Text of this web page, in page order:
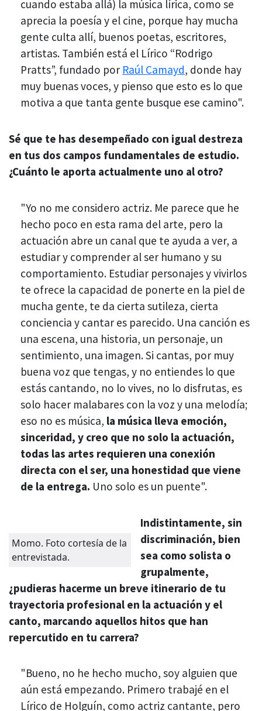
cuando estaba allá) la música lírica, como se
aprecia la poesía y el cine, porque hay mucha
gente culta allí, buenos poetas, escritores,
artistas. También está el Lírico “Rodrigo
Pratts”, fundado por Raúl Camayd, donde hay
muy buenas voces, y pienso que esto es lo que
motiva a que tanta gente busque ese camino".
Sé que te has desempeñado con igual destreza
en tus dos campos fundamentales de estudio.
¿Cuánto le aporta actualmente uno al otro?
"Yo no me considero actriz. Me parece que he
hecho poco en esta rama del arte, pero la
actuación abre un canal que te ayuda a ver, a
estudiar y comprender al ser humano y su
comportamiento. Estudiar personajes y vivirlos
te ofrece la capacidad de ponerte en la piel de
mucha gente, te da cierta sutileza, cierta
conciencia y cantar es parecido. Una canción es
una escena, una historia, un personaje, un
sentimiento, una imagen. Si cantas, por muy
buena voz que tengas, y no entiendes lo que
estás cantando, no lo vives, no lo disfrutas, es
solo hacer malabares con la voz y una melodía;
eso no es música, la música lleva emoción,
sinceridad, y creo que no solo la actuación,
todas las artes requieren una conexión
directa con el ser, una honestidad que viene
de la entrega. Uno solo es un puente".
Momo. Foto cortesía de la
entrevistada.
Indistintamente, sin
discriminación, bien
sea como solista o
grupalmente,
¿pudieras hacerme un breve itinerario de tu
trayectoria profesional en la actuación y el
canto, marcando aquellos hitos que han
repercutido en tu carrera?
"Bueno, no he hecho mucho, soy alguien que
aún está empezando. Primero trabajé en el
Lírico de Holguín, como actriz cantante, pero